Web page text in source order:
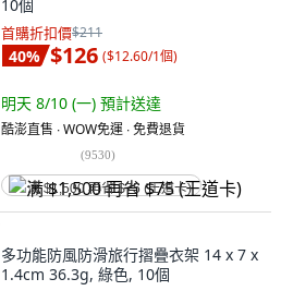
10個
首購折扣價$211
40% $126 ($12.60/1個)
明天 8/10 (一) 預計送達
酷澎直售 ∙ WOW免運 ∙ 免費退貨
(9530)
满 $1,500 再省 $75 (王道卡)
多功能防風防滑旅行摺疊衣架 14 x 7 x
1.4cm 36.3g, 綠色, 10個